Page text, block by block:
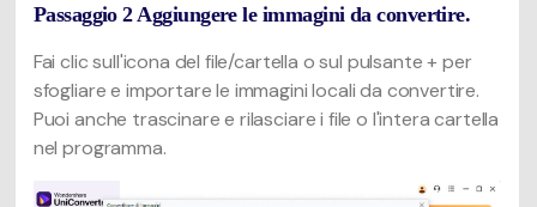
Passaggio 2 Aggiungere le immagini da convertire.
Fai clic sull'icona del file/cartella o sul pulsante + per
sfogliare e importare le immagini locali da convertire.
Puoi anche trascinare e rilasciare i file o l'intera cartella
nel programma.